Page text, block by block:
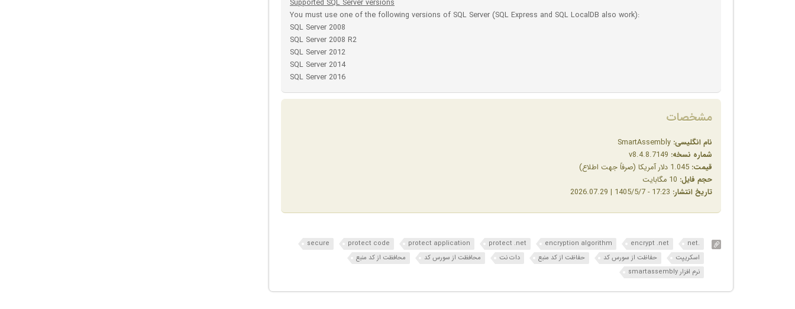
Supported SQL Server versions
You must use one of the following versions of SQL Server (SQL Express and SQL LocalDB also work):
SQL Server 2008
SQL Server 2008 R2
SQL Server 2012
SQL Server 2014
SQL Server 2016
مشخصات
نام انگلیسی:
شماره نسخه:
قیمت:
حجم فایل:
تاریخ انتشار:
.net
encrypt .net
encryption algorithm
protect .net
protect application
protect code
secure
اسکریپت
حفاظت از سورس کد حفاظت از کد منبع دات نت محافظت از سورس کد
محافظت از کد منبع
نرم افزار smartassembly